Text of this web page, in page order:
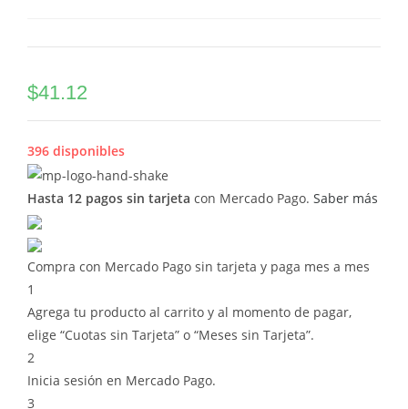
$41.12
396 disponibles
Hasta 12 pagos sin tarjeta con Mercado Pago. Saber más
Compra con Mercado Pago sin tarjeta y paga mes a mes
1
Agrega tu producto al carrito y al momento de pagar,
elige “Cuotas sin Tarjeta” o “Meses sin Tarjeta”.
2
Inicia sesión en Mercado Pago.
3